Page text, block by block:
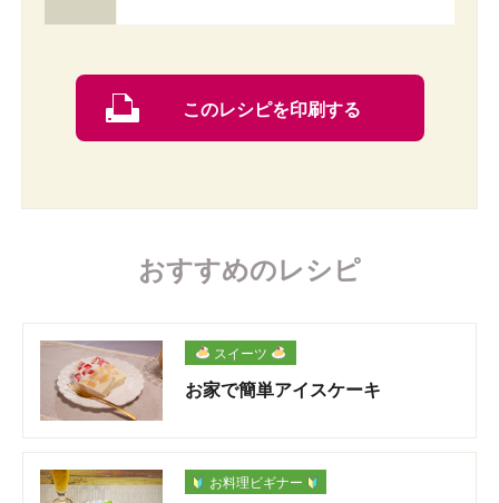
このレシピを印刷する
おすすめのレシピ
スイーツ
お家で簡単アイスケーキ
お料理ビギナー